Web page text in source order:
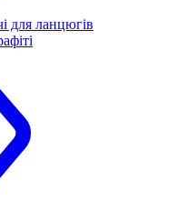
для ланцюгів